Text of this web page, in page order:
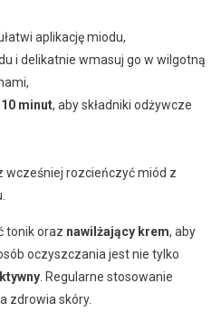
aplikację miodu,
i delikatnie wmasuj go w wilgotną
minut, aby składniki odżywcze
rozcieńczyć miód z
tonik oraz nawilżający krem, aby
oczyszczania jest nie tylko
. Regularne stosowanie
zdrowia skóry.